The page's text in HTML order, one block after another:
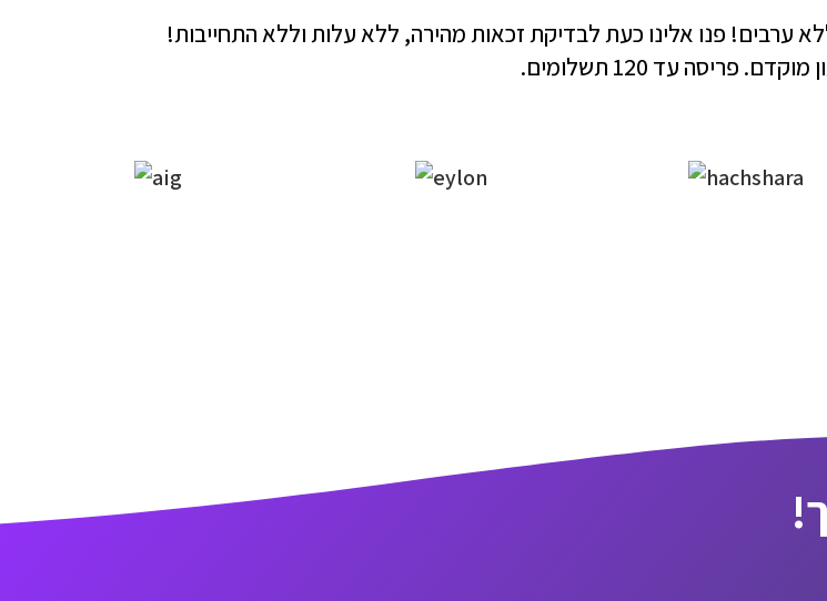
ערבים! פנו אלינו כעת לבדיקת זכאות מהירה, ללא עלות וללא התחייבות!
פריסה עד 120 תשלומים.